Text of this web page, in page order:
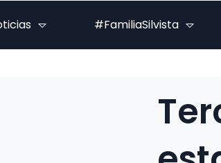
#FamiliaSilvista